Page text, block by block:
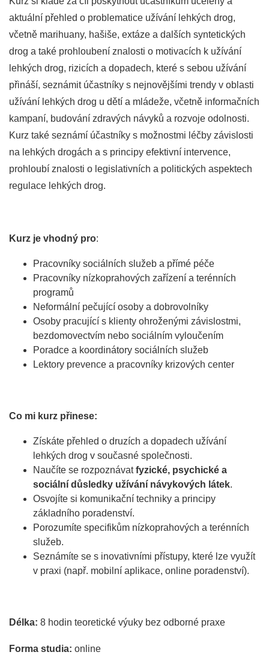
aktuální přehled o problematice užívání lehkých drog,
včetně marihuany, hašiše, extáze a dalších syntetických
drog a také prohloubení znalosti o motivacích k užívání
lehkých drog, rizicích a dopadech, které s sebou užívání
přináší, seznámit účastníky s nejnovějšími trendy v oblasti
užívání lehkých drog u dětí a mládeže, včetně informačních
kampaní, budování zdravých návyků a rozvoje odolnosti.
Kurz také seznámí účastníky s možnostmi léčby závislosti
na lehkých drogách a s principy efektivní intervence,
prohloubí znalosti o legislativních a politických aspektech
regulace lehkých drog.
Kurz je vhodný pro:
Pracovníky sociálních služeb a přímé péče
Pracovníky nízkoprahových zařízení a terénních
programů
Neformální pečující osoby a dobrovolníky
Osoby pracující s klienty ohroženými závislostmi,
bezdomovectvím nebo sociálním vyloučením
Poradce a koordinátory sociálních služeb
Lektory prevence a pracovníky krizových center
Co mi kurz přinese:
Získáte přehled o druzích a dopadech užívání
lehkých drog v současné společnosti.
Naučíte se rozpoznávatfyzické, psychické a
sociální důsledky užívání návykových látek.
Osvojíte si komunikační techniky a principy
základního poradenství.
Porozumíte specifikům nízkoprahových a terénních
služeb.
Seznámíte se s inovativními přístupy, které lze využít
v praxi (např. mobilní aplikace, online poradenství).
Délka: 8 hodin teoretické výuky bez odborné praxe
Forma studia: online